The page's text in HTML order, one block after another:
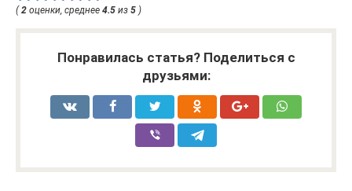
(2 оценки, среднее 4.5 из 5 )
Понравилась статья? Поделиться с
друзьями: